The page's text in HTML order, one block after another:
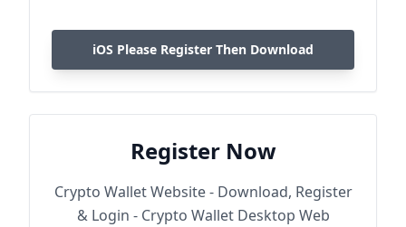
iOS Please Register Then Download
Register Now
Crypto Wallet Website - Download, Register
& Login - Crypto Wallet Desktop Web